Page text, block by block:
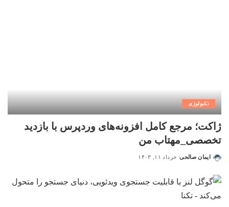
تکنولوژی
ژاکت؛ مرجع کامل افزونه‌های وردپرس با بازدید
تخصصی_مهتاب من
ایمان صالحی خرداد ۱۱, ۱۴۰۳